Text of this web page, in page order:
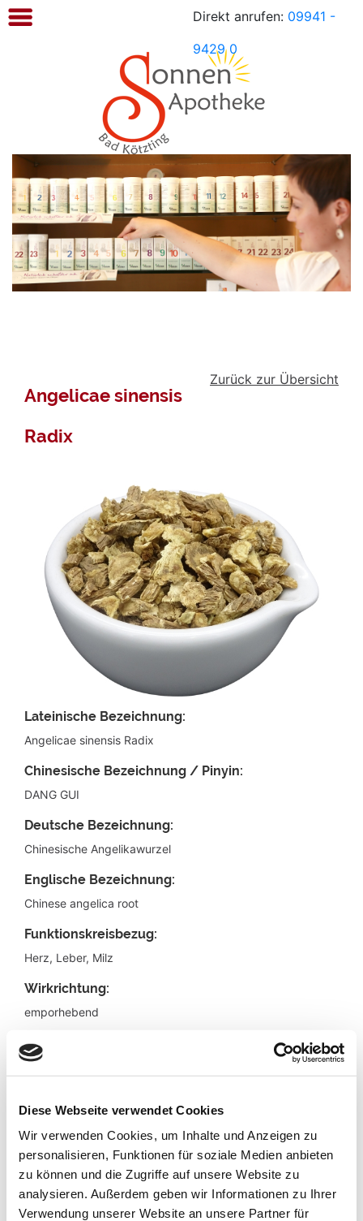
Diese Webseite verwendet Cookies
Wir verwenden Cookies, um Inhalte und Anzeigen zu
personalisieren, Funktionen für soziale Medien anbieten
zu können und die Zugriffe auf unsere Website zu
analysieren. Außerdem geben wir Informationen zu Ihrer
Verwendung unserer Website an unsere Partner für
Direkt anrufen: 09941 -
9429 0
Sonnen
Apotheke
Kötzting
Zurück zur Übersicht
Angelicae sinensis
Radix
Lateinische Bezeichnung:
Angelicae sinensis Radix
Chinesische Bezeichnung / Pinyin:
DANG GUI
Deutsche Bezeichnung:
Chinesische Angelikawurzel
Englische Bezeichnung:
Chinese angelica root
Funktionskreisbezug:
Herz, Leber, Milz
Wirkrichtung:
emporhebend
Geschmack:
scharf, süß
Kochzeit:
20 min.
empfohlene Tagesdosis: